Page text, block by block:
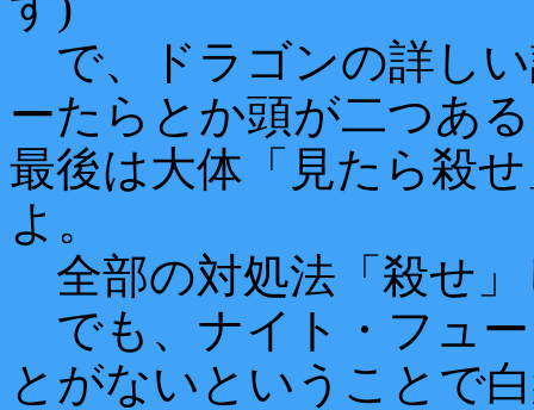
で、ドラゴンの詳し
ーたらとか頭が二つあ
最後は大体「見たら殺
よ。
全部の対処法「殺せ
でも、ナイト・フュ
とがないということで